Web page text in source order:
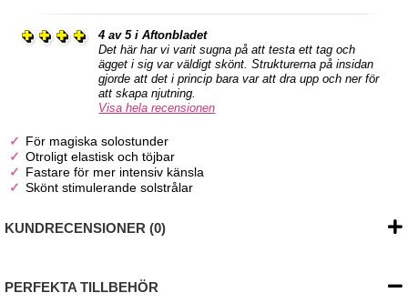
4 av 5 i Aftonbladet
Det här har vi varit sugna på att testa ett tag och
ägget i sig var väldigt skönt. Strukturerna på insidan
gjorde att det i princip bara var att dra upp och ner för
att skapa njutning.
Visa hela recensionen
För magiska solostunder
Otroligt elastisk och töjbar
Fastare för mer intensiv känsla
Skönt stimulerande solstrålar
KUNDRECENSIONER (0)
PERFEKTA TILLBEHÖR